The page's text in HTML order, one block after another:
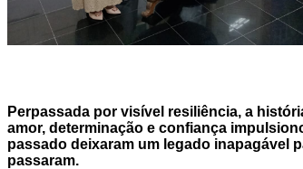
Perpassada por visível resiliência, a
amor, determinação e confiança
passado deixaram um legado inapagável
passaram.